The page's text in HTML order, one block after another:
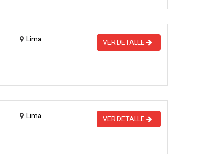
Lima VER DETALLE
Lima VER DETALLE